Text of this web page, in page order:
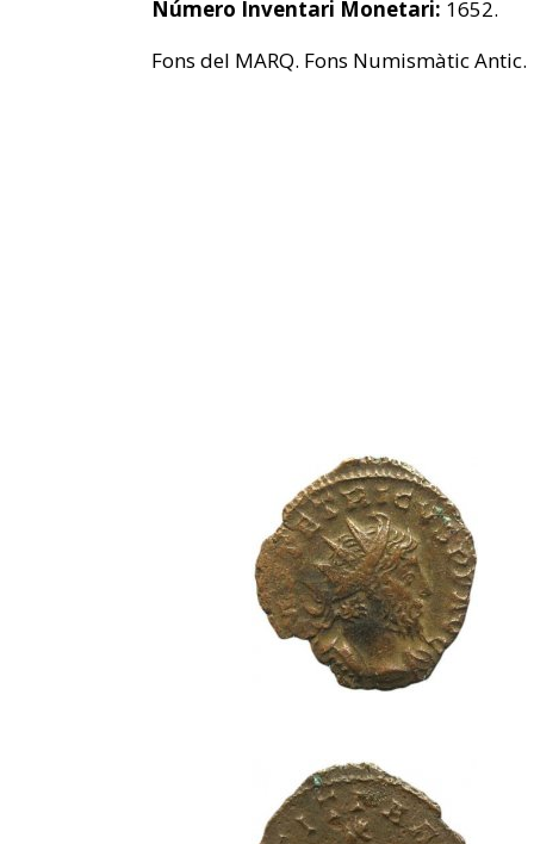
Número Inventari Monetari: 1652.
Fons del MARQ. Fons Numismàtic Antic.